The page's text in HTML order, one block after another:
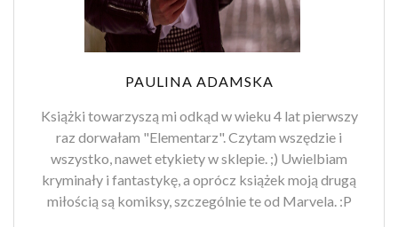
PAULINA ADAMSKA
Książki towarzyszą mi odkąd w wieku 4 lat pierwszy
raz dorwałam "Elementarz". Czytam wszędzie i
wszystko, nawet etykiety w sklepie. ;) Uwielbiam
kryminały i fantastykę, a oprócz książek moją drugą
miłością są komiksy, szczególnie te od Marvela. :P